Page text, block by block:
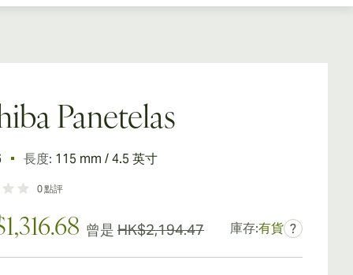
Panetelas
長度: 115 mm / 4.5 英寸
0點評
曾是 HK$2,194.47 庫存:有貨 ?